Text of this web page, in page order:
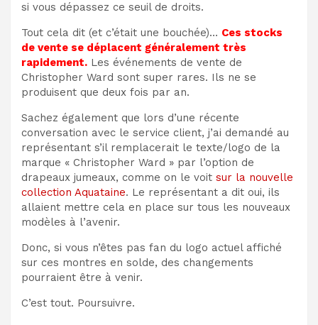
si vous dépassez ce seuil de droits.
Tout cela dit (et c’était une bouchée)… Ces stocks
de vente se déplacent généralement très
rapidement. Les événements de vente de
Christopher Ward sont super rares. Ils ne se
produisent que deux fois par an.
Sachez également que lors d’une récente
conversation avec le service client, j’ai demandé au
représentant s’il remplacerait le texte/logo de la
marque « Christopher Ward » par l’option de
drapeaux jumeaux, comme on le voit sur la nouvelle
collection Aquataine. Le représentant a dit oui, ils
allaient mettre cela en place sur tous les nouveaux
modèles à l’avenir.
Donc, si vous n’êtes pas fan du logo actuel affiché
sur ces montres en solde, des changements
pourraient être à venir.
C’est tout. Poursuivre.